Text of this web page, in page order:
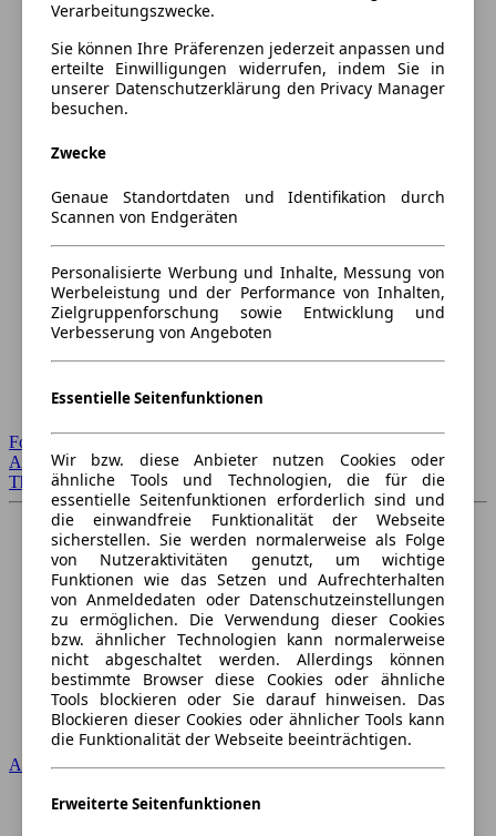
Forum Startseite
Alle Auto-Foren
Themen-Forum
Audi
Verarbeitungszwecke.
Sie können Ihre Präferenzen jederzeit anpassen und
erteilte Einwilligungen widerrufen, indem Sie in
unserer Datenschutzerklärung den Privacy Manager
besuchen.
Zwecke
Genaue Standortdaten und Identifikation durch
Scannen von Endgeräten
Personalisierte Werbung und Inhalte, Messung von
Werbeleistung und der Performance von Inhalten,
Zielgruppenforschung sowie Entwicklung und
Verbesserung von Angeboten
Essentielle Seitenfunktionen
Wir bzw. diese Anbieter nutzen Cookies oder
ähnliche Tools und Technologien, die für die
essentielle Seitenfunktionen erforderlich sind und
die einwandfreie Funktionalität der Webseite
sicherstellen. Sie werden normalerweise als Folge
von Nutzeraktivitäten genutzt, um wichtige
Funktionen wie das Setzen und Aufrechterhalten
von Anmeldedaten oder Datenschutzeinstellungen
zu ermöglichen. Die Verwendung dieser Cookies
bzw. ähnlicher Technologien kann normalerweise
nicht abgeschaltet werden. Allerdings können
bestimmte Browser diese Cookies oder ähnliche
Tools blockieren oder Sie darauf hinweisen. Das
Blockieren dieser Cookies oder ähnlicher Tools kann
die Funktionalität der Webseite beeinträchtigen.
Erweiterte Seitenfunktionen